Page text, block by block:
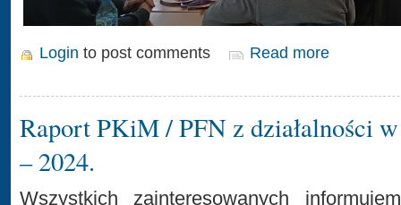
Login to post comments Read more
Raport PKiM / PFN z działalności
– 2024.
Wszystkich zainteresowanych